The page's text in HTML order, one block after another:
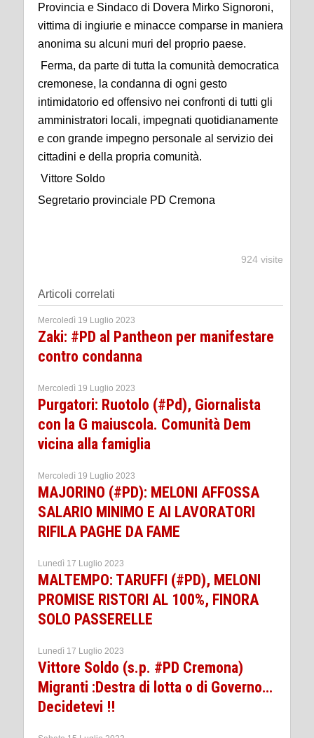
Provincia e Sindaco di Dovera Mirko Signoroni,
vittima di ingiurie e minacce comparse in maniera
anonima su alcuni muri del proprio paese.
Ferma, da parte di tutta la comunità democratica
cremonese, la condanna di ogni gesto
intimidatorio ed offensivo nei confronti di tutti gli
amministratori locali, impegnati quotidianamente
e con grande impegno personale al servizio dei
cittadini e della propria comunità.
Vittore Soldo
Segretario provinciale PD Cremona
924 visite
Articoli correlati
Mercoledì 19 Luglio 2023
Zaki: #PD al Pantheon per manifestare
contro condanna
Mercoledì 19 Luglio 2023
Purgatori: Ruotolo (#Pd), Giornalista
con la G maiuscola. Comunità Dem
vicina alla famiglia
Mercoledì 19 Luglio 2023
MAJORINO (#PD): MELONI AFFOSSA
SALARIO MINIMO E AI LAVORATORI
RIFILA PAGHE DA FAME
Lunedì 17 Luglio 2023
MALTEMPO: TARUFFI (#PD), MELONI
PROMISE RISTORI AL 100%, FINORA
SOLO PASSERELLE
Lunedì 17 Luglio 2023
Vittore Soldo (s.p. #PD Cremona)
Migranti :Destra di lotta o di Governo…
Decidetevi !!